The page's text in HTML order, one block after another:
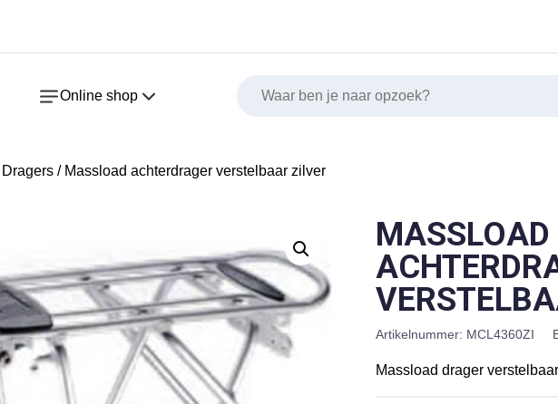
Online shop
Dragers / Massload achterdrager verstelbaar zilver
MASSLOAD
Artikelnummer: MCL4360ZI
Massload drager